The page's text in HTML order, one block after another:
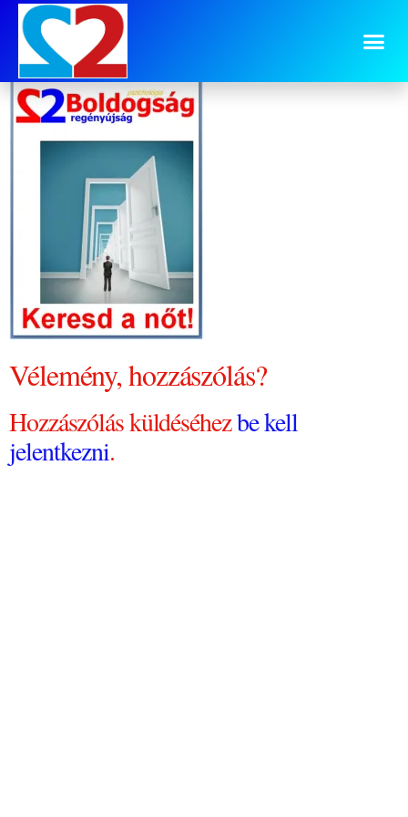
7.sz. cimlap
Vélemény, hozzászólás?
Hozzászólás küldéséhezbe kell
jelentkezni.